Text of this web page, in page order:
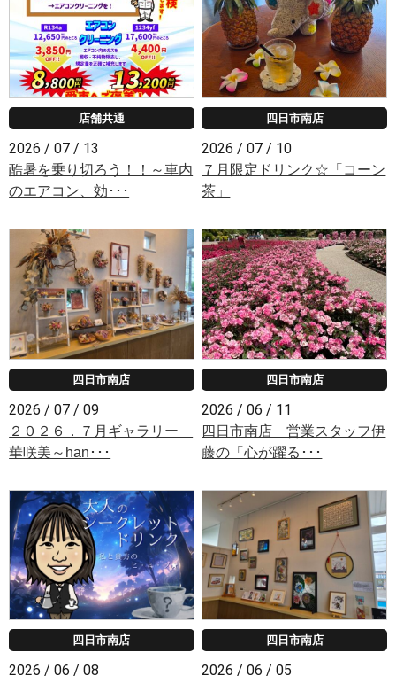
店舗共通
2026 / 07 / 13
酷暑を乗り切ろう！！～車内
のエアコン、効･･･
四日市南店
2026 / 07 / 10
７月限定ドリンク☆「コーン
茶」
四日市南店
2026 / 07 / 09
２０２６．７月ギャラリー
華咲美～han･･･
四日市南店
2026 / 06 / 11
四日市南店 営業スタッフ伊
藤の「心が躍る･･･
四日市南店
2026 / 06 / 08
四日市南店
2026 / 06 / 05